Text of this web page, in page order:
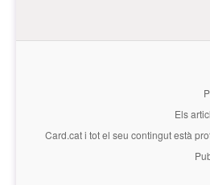
Els
Card.cati tot el seu contingut està